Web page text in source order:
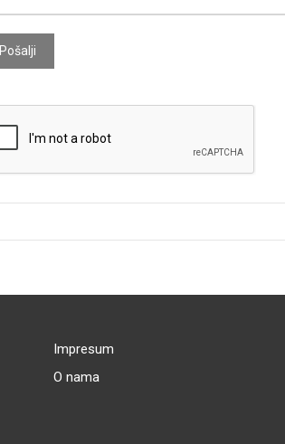
Pošalji
Impresum
O nama